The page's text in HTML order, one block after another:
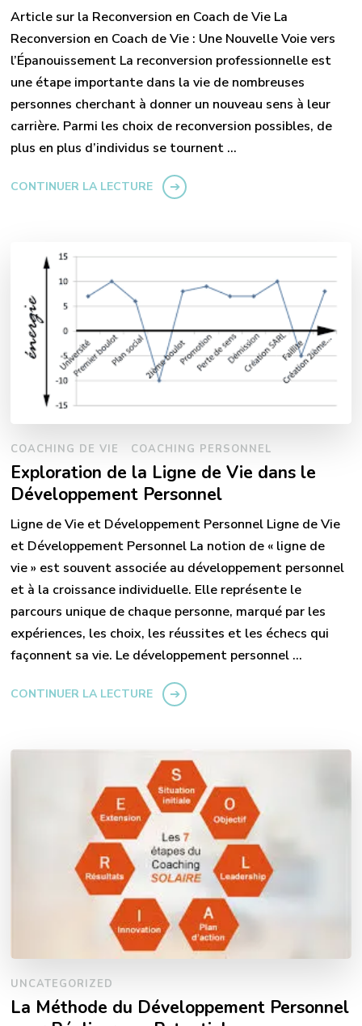
Article sur la Reconversion en Coach de Vie La
Reconversion en Coach de Vie : Une Nouvelle Voie vers
l’Épanouissement La reconversion professionnelle est
une étape importante dans la vie de nombreuses
personnes cherchant à donner un nouveau sens à leur
carrière. Parmi les choix de reconversion possibles, de
plus en plus d’individus se tournent …
CONTINUER LA LECTURE
COACHING DE VIE COACHING PERSONNEL
Exploration de la Ligne de Vie dans le
Développement Personnel
Ligne de Vie et Développement Personnel Ligne de Vie
et Développement Personnel La notion de « ligne de
vie » est souvent associée au développement personnel
et à la croissance individuelle. Elle représente le
parcours unique de chaque personne, marqué par les
expériences, les choix, les réussites et les échecs qui
façonnent sa vie. Le développement personnel …
CONTINUER LA LECTURE
UNCATEGORIZED
La Méthode du Développement Personnel